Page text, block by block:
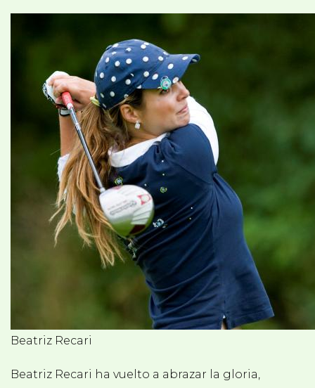
Beatriz Recari
Beatriz Recari ha vuelto a abrazar la gloria,